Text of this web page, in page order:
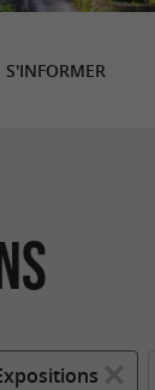
S'INFORMER